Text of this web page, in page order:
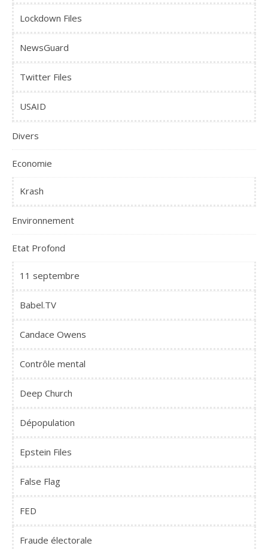
Lockdown Files
NewsGuard
Twitter Files
USAID
Divers
Economie
Krash
Environnement
Etat Profond
11 septembre
Babel.TV
Candace Owens
Contrôle mental
Deep Church
Dépopulation
Epstein Files
False Flag
FED
Fraude électorale